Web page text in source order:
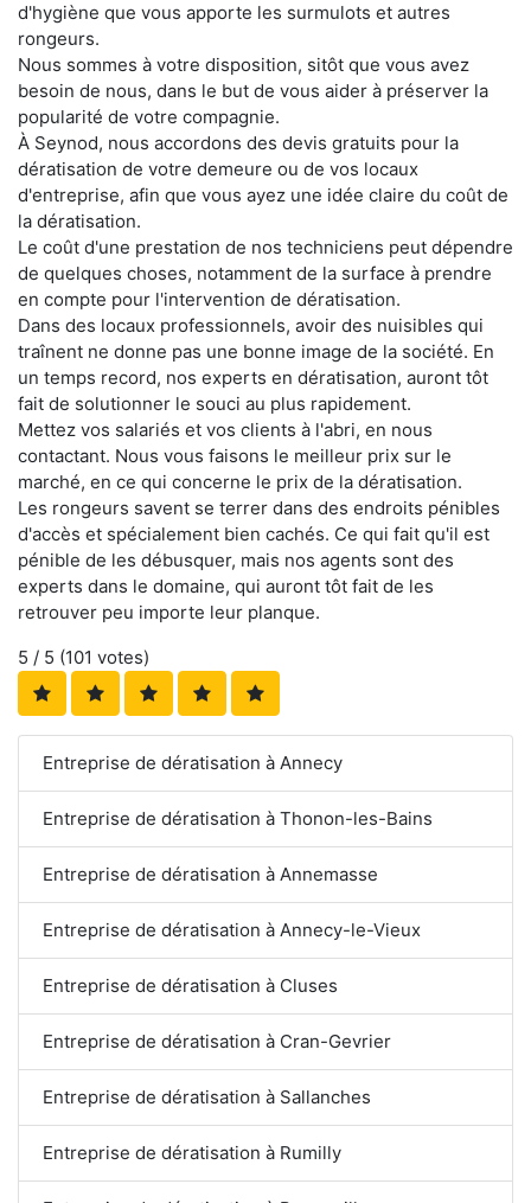
d'hygiène que vous apporte les surmulots et autres
rongeurs.
Nous sommes à votre disposition, sitôt que vous avez
besoin de nous, dans le but de vous aider à préserver la
popularité de votre compagnie.
À Seynod, nous accordons des devis gratuits pour la
dératisation de votre demeure ou de vos locaux
d'entreprise, afin que vous ayez une idée claire du coût de
la dératisation.
Le coût d'une prestation de nos techniciens peut dépendre
de quelques choses, notamment de la surface à prendre
en compte pour l'intervention de dératisation.
Dans des locaux professionnels, avoir des nuisibles qui
traînent ne donne pas une bonne image de la société. En
un temps record, nos experts en dératisation, auront tôt
fait de solutionner le souci au plus rapidement.
Mettez vos salariés et vos clients à l'abri, en nous
contactant. Nous vous faisons le meilleur prix sur le
marché, en ce qui concerne le prix de la dératisation.
Les rongeurs savent se terrer dans des endroits pénibles
d'accès et spécialement bien cachés. Ce qui fait qu'il est
pénible de les débusquer, mais nos agents sont des
experts dans le domaine, qui auront tôt fait de les
retrouver peu importe leur planque.
5 / 5 (101 votes)
Entreprise de dératisation à Annecy
Entreprise de dératisation à Thonon-les-Bains
Entreprise de dératisation à Annemasse
Entreprise de dératisation à Annecy-le-Vieux
Entreprise de dératisation à Cluses
Entreprise de dératisation à Cran-Gevrier
Entreprise de dératisation à Sallanches
Entreprise de dératisation à Rumilly